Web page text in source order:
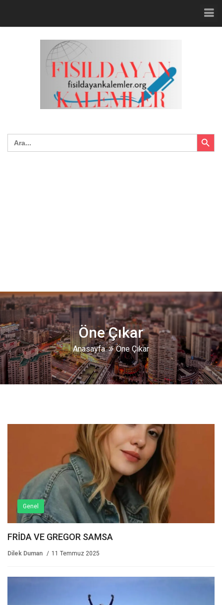
Search
for:
Search Button
Öne Çıkar
Anasayfa Öne Çıkar
Genel
FRİDA VE GREGOR SAMSA
Dilek Duman 11 Temmuz 2025